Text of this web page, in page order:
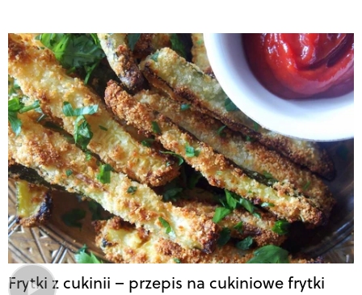
Frytki z cukinii – przepis na cukiniowe frytki